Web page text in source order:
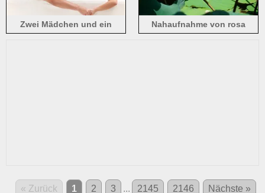
Zwei Mädchen und ein
Nahaufnahme von rosa
« Zurück 1 2 3 ... 2145 2146 Nächste »